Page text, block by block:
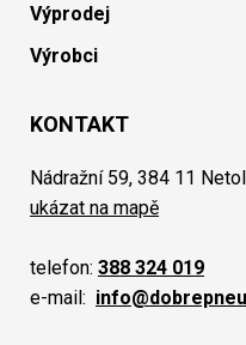
Výprodej
Výrobci
KONTAKT
Nádražní 59, 384 11
ukázat na mapě
telefon: 388 324 019
e-mail: